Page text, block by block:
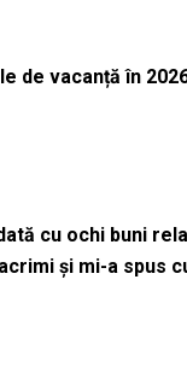
de vacanță în
cu ochi buni
și mi-a spus